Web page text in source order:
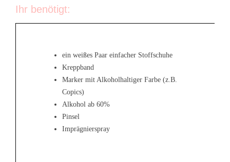
Ihr benötigt:
ein weißes Paar einfacher Stoffschuhe
Kreppband
Marker mit Alkoholhaltiger Farbe (z.B.
Copics)
Alkohol ab 60%
Pinsel
Imprägnierspray